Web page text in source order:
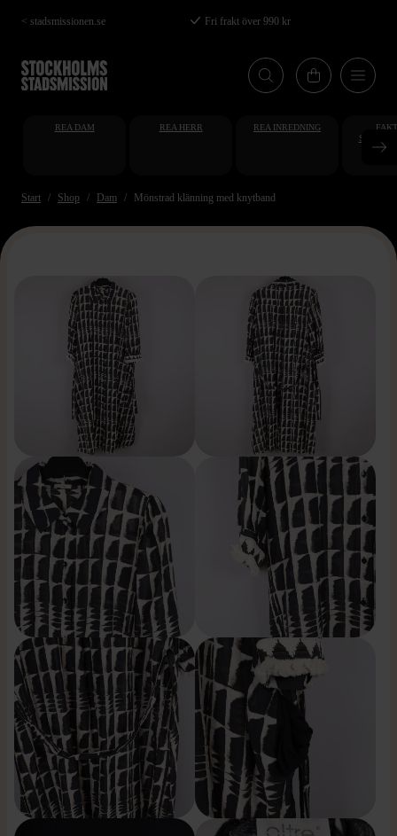
Hoppa
till
huvudinnehåll
< stadsmissionen.se Fri frakt över 990 kr
REA DAM REA HERR REA INREDNING
Start Shop Dam Mönstrad klänning med knytband